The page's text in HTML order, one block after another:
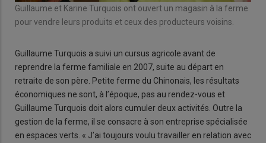
Guillaume et Karine Turquois ont ouvert un magasin à la ferme
pour vendre leurs produits et ceux des producteurs voisins.
Guillaume Turquois a suivi un cursus agricole avant de
reprendre la ferme familiale en 2007, suite au départ en
retraite de son père. Petite ferme du Chinonais, les résultats
économiques ne sont, à l’époque, pas au rendez-vous et
Guillaume Turquois doit alors cumuler deux activités. Outre la
gestion de la ferme, il se consacre à son entreprise spécialisée
en espaces verts. « J’ai toujours voulu travailler en relation avec